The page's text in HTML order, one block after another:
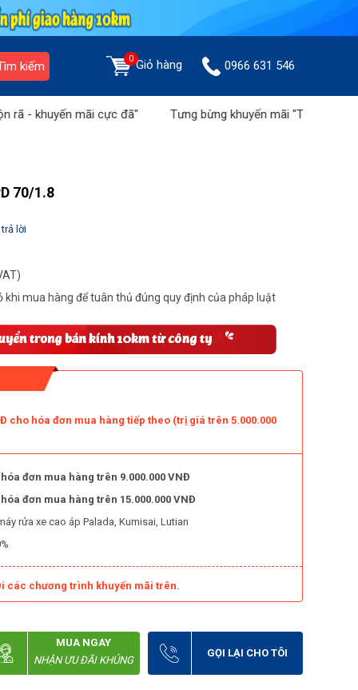
kiếm 0 Giỏ hàng 0966 631 546
mãi cực đã" Tưng bừng khuyến mãi "Tháng vàng tri ân"
70/1.8
lời
khi mua hàng để tuân thủ đúng quy định của pháp luật
cho hóa đơn mua hàng tiếp theo (trị giá trên 5.000.000
đơn mua hàng trên 9.000.000 VNĐ
đơn mua hàng trên 15.000.000 VNĐ
rửa xe cao áp Palada, Kumisai, Lutian
các chương trình khuyến mãi trên.
MUA NGAY
NHẬN ƯU ĐÃI KHỦNG
GỌI LẠI CHO TÔI